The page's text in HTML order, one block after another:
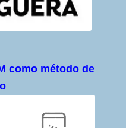
como método de